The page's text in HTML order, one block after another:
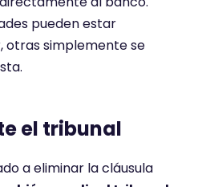
pueden estar
otras simplemente se
el tribunal
a eliminar la cláusula